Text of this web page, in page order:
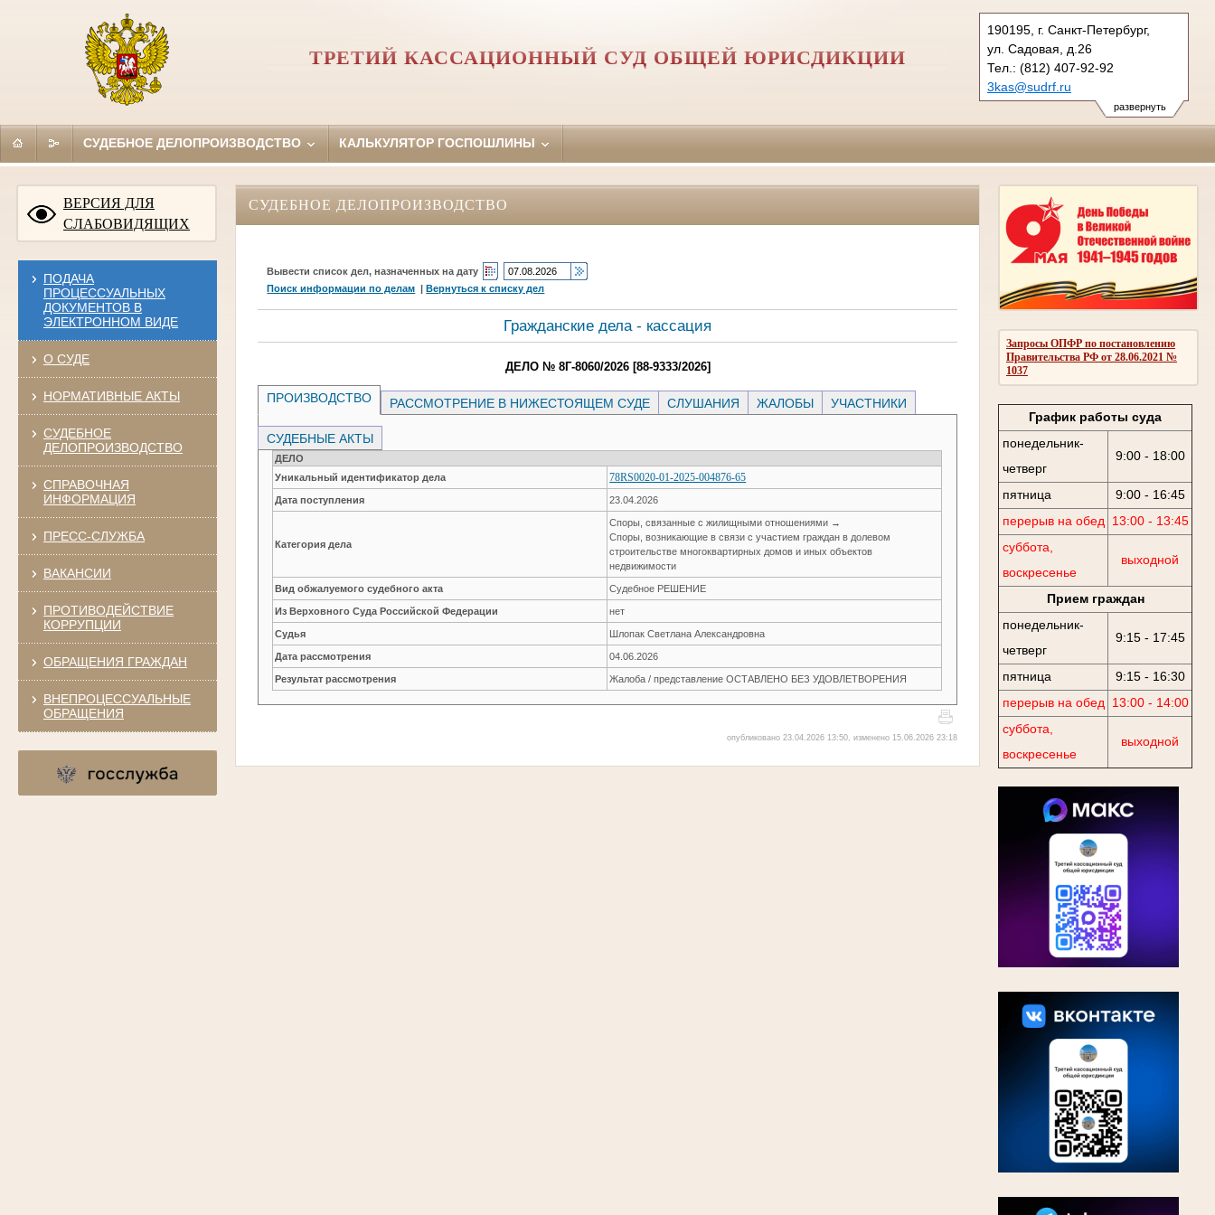
развернуть
190195, г. Санкт-Петербург,
ул. Садовая, д.26
Тел.: (812) 407-92-92
3kas@sudrf.ru
ТРЕТИЙ КАССАЦИОННЫЙ СУД ОБЩЕЙ ЮРИСДИКЦИИ
СУДЕБНОЕ ДЕЛОПРОИЗВОДСТВО КАЛЬКУЛЯТОР ГОСПОШЛИНЫ
ВЕРСИЯ ДЛЯ
СЛАБОВИДЯЩИХ
ПОДАЧА
ПРОЦЕССУАЛЬНЫХ
ДОКУМЕНТОВ В
ЭЛЕКТРОННОМ ВИДЕ
О СУДЕ
НОРМАТИВНЫЕ АКТЫ
СУДЕБНОЕ
ДЕЛОПРОИЗВОДСТВО
СПРАВОЧНАЯ
ИНФОРМАЦИЯ
ПРЕСС-СЛУЖБА
ВАКАНСИИ
ПРОТИВОДЕЙСТВИЕ
КОРРУПЦИИ
ОБРАЩЕНИЯ ГРАЖДАН
ВНЕПРОЦЕССУАЛЬНЫЕ
ОБРАЩЕНИЯ
Запросы ОПФР по постановлению
Правительства РФ от 28.06.2021 №
1037
График работы суда
понедельник-
четверг
9:00 - 18:00
пятница
9:00 - 16:45
перерыв на обед 13:00 - 13:45
суббота,
воскресенье
выходной
Прием граждан
понедельник-
четверг
9:15 - 17:45
пятница
9:15 - 16:30
перерыв на обед 13:00 - 14:00
суббота,
воскресенье
выходной
СУДЕБНОЕ ДЕЛОПРОИЗВОДСТВО
Вывести список дел, назначенных на дату
Поиск информации по делам |Вернуться к списку дел
Гражданские дела - кассация
ДЕЛО № 8Г-8060/2026 [88-9333/2026]
ПРОИЗВОДСТВО РАССМОТРЕНИЕ В НИЖЕСТОЯЩЕМ СУДЕ СЛУШАНИЯ ЖАЛОБЫ УЧАСТНИКИ
СУДЕБНЫЕ АКТЫ
ДЕЛО
Уникальный идентификатор дела
78RS0020-01-2025-004876-65
Дата поступления 23.04.2026
Категория дела
Споры, связанные с жилищными отношениями →
Споры, возникающие в связи с участием граждан в долевом
строительстве многоквартирных домов и иных объектов
недвижимости
Вид обжалуемого судебного акта Судебное РЕШЕНИЕ
Из Верховного Суда Российской Федерации нет
Судья Шлопак Светлана Александровна
Дата рассмотрения 04.06.2026
Результат рассмотрения Жалоба / представление ОСТАВЛЕНО БЕЗ УДОВЛЕТВОРЕНИЯ
опубликовано 23.04.2026 13:50, изменено 15.06.2026 23:18